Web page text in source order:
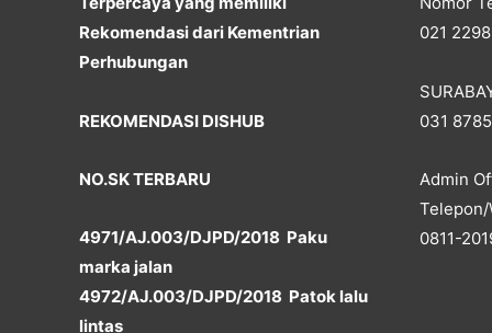
Rekomendasi dari Kementrian
Perhubungan
REKOMENDASI DISHUB
NO.SK TERBARU
4971/AJ.003/DJPD/2018 Paku
marka jalan
4972/AJ.003/DJPD/2018 Patok lalu
lintas
021
031
Admin
Telepon/
0811-